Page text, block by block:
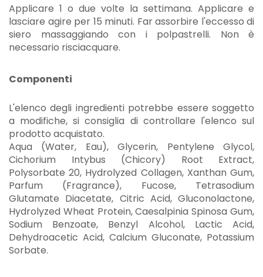
Applicare 1 o due volte la settimana. Applicare e
lasciare agire per 15 minuti. Far assorbire l'eccesso di
siero massaggiando con i polpastrelli. Non è
necessario risciacquare.
Componenti
L'elenco degli ingredienti potrebbe essere soggetto
a modifiche, si consiglia di controllare l'elenco sul
prodotto acquistato.
Aqua (Water, Eau), Glycerin, Pentylene Glycol,
Cichorium Intybus (Chicory) Root Extract,
Polysorbate 20, Hydrolyzed Collagen, Xanthan Gum,
Parfum (Fragrance), Fucose, Tetrasodium
Glutamate Diacetate, Citric Acid, Gluconolactone,
Hydrolyzed Wheat Protein, Caesalpinia Spinosa Gum,
Sodium Benzoate, Benzyl Alcohol, Lactic Acid,
Dehydroacetic Acid, Calcium Gluconate, Potassium
Sorbate.